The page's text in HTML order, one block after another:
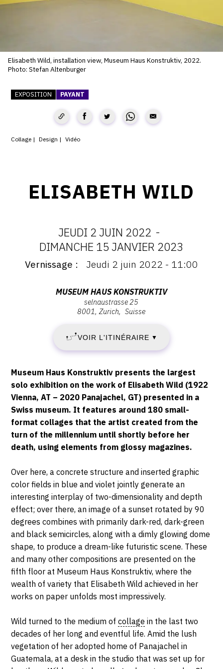
SERVICES
ABONNEMENTS DÉDIÉS AUX GALERISTES
CRÉER SON SITE ARTISTE
CRÉER SON CATALOGUE D'EXPO
PUBLIER SES EXPOSITIONS
L'ÉQUIPE OAM
CONTACT
SUIVEZ-NOUS
INSTAGRAM
TWITTER
PINTEREST
Elisabeth Wild, installation view, Museum Haus Konstruktiv, 2022.
Photo: Stefan Altenburger
EXPOSITION PAYANT
Collage Design Vidéo
ELISABETH WILD
DATES
:
JEUDI
2
JUIN
2022
-
DIMANCHE
15
JANVIER
2023
JEUDI 2 JUIN 2022 -
DIMANCHE 15 JANVIER 2023
Vernissage
Vernissage
Vernissage Jeudi 2 juin 2022 - 11:00
Selnaustrasse
25,
8001
Zurich
MUSEUM HAUS KONSTRUKTIV
selnaustrasse 25
8001 Zurich Suisse
VOIR L'ITINÉRAIRE ▼
Description,
horaires...
Museum Haus Konstruktiv presents the largest
solo exhibition on the work of Elisabeth Wild (1922
Vienna, AT – 2020 Panajachel, GT) presented in a
Swiss museum. It features around 180 small-
format collages that the artist created from the
turn of the millennium until shortly before her
death, using elements from glossy magazines.
Over here, a concrete structure and inserted graphic
color fields in blue and violet jointly generate an
interesting interplay of two-dimensionality and depth
effect; over there, an image of a sunset rotated by 90
degrees combines with primarily dark-red, dark-green
and black semicircles, along with a dimly glowing dome
shape, to produce a dream-like futuristic scene. These
and many other compositions are presented on the
fifth floor at Museum Haus Konstruktiv, where the
wealth of variety that Elisabeth Wild achieved in her
works on paper unfolds most impressively.
Wild turned to the medium ofcollage in the last two
decades of her long and eventful life. Amid the lush
vegetation of her adopted home of Panajachel in
Guatemala, at a desk in the studio that was set up for